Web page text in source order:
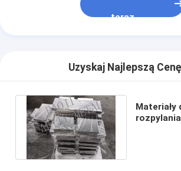
teraz
Uzyskaj Najlepszą
Materiały